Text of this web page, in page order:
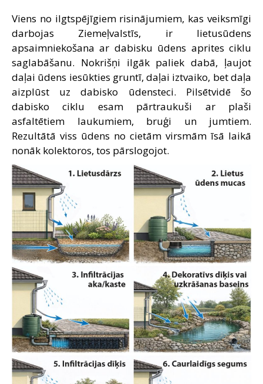
Viens no ilgtspējīgiem risinājumiem, kas veiksmīgi
darbojas Ziemeļvalstīs, ir lietusūdens
apsaimniekošana ar dabisku ūdens aprites ciklu
saglabāšanu. Nokrišņi ilgāk paliek dabā, ļaujot
daļai ūdens iesūkties gruntī, daļai iztvaiko, bet daļa
aizplūst uz dabisko ūdensteci. Pilsētvidē šo
dabisko ciklu esam pārtraukuši ar plaši
asfaltētiem laukumiem, bruģi un jumtiem.
Rezultātā viss ūdens no cietām virsmām īsā laikā
nonāk kolektoros, tos pārslogojot.